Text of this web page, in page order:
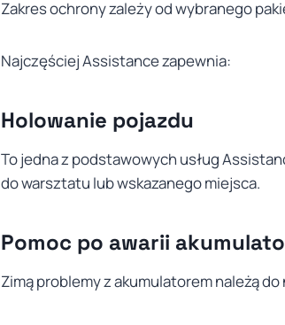
Zakres ochrony zależy od wybranego
Najczęściej Assistance zapewnia:
Holowanie pojazdu
To jedna z podstawowych usług
do warsztatu lub wskazanego miejsca.
Pomoc po awarii
Zimą problemy z akumulatorem należą